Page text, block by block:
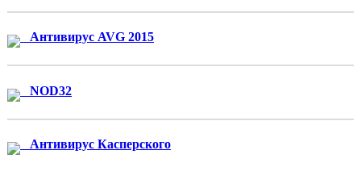
Антивирус AVG 2015
NOD32
Антивирус Касперского